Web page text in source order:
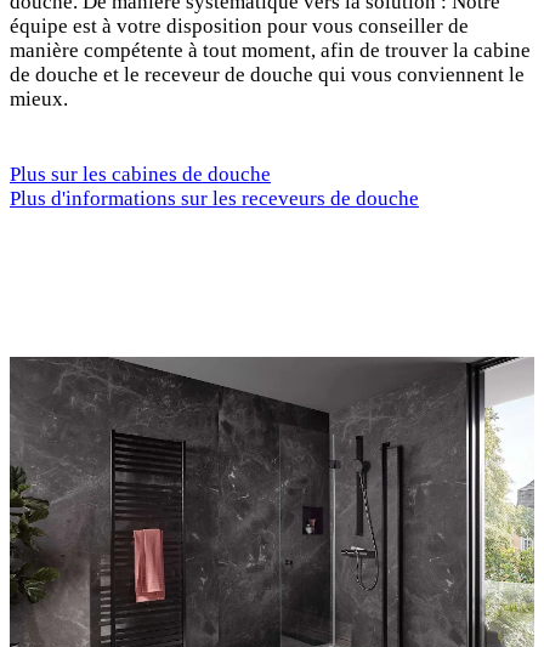
équipe est à votre disposition pour vous conseiller de
manière compétente à tout moment, afin de trouver la cabine
de douche et le receveur de douche qui vous conviennent le
mieux.
Plus sur les cabines de douche
Plus d'informations sur les receveurs de douche